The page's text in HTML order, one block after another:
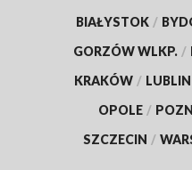
BIAŁYSTOK /
GORZÓW WLKP. /
KRAKÓW / LUBLIN
OPOLE /
SZCZECIN /